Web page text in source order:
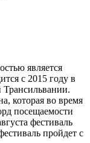
является
с 2015 году в
которая во время
посещаемости
фестиваль
пройдет с